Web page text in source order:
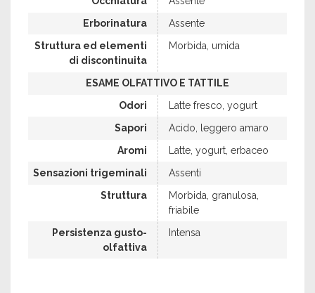
Erborinatura
Assente
Struttura ed elementi
di discontinuita
Morbida, umida
ESAME OLFATTIVO E TATTILE
Odori
Latte fresco, yogurt
Sapori
Acido, leggero amaro
Aromi
Latte, yogurt, erbaceo
Sensazioni trigeminali
Assenti
Struttura
Morbida, granulosa,
friabile
Persistenza gusto-
olfattiva
Intensa